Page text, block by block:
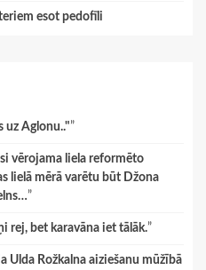
esot pedofīli
uz Aglonu.."”
vērojama liela reformēto
lielā mērā varētu būt Džona
”
rej, bet karavāna iet tālāk.”
Ulda Rožkalna aiziešanu mūžībā